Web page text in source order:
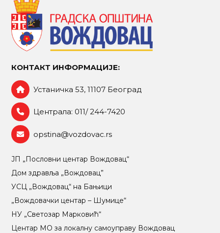
КОНТАКТ ИНФОРМАЦИЈЕ:
Устаничка 53, 11107 Београд
Централа: 011/ 244-7420
opstina@vozdovac.rs
ЈП „Пословни центар Вождовац“
Дом здравља „Вождовац”
УСЦ „Вождовац“ на Бањици
„Вождовачки центар – Шумице“
НУ „Светозар Марковић“
Центар МO за локалну самоуправу Вождовац